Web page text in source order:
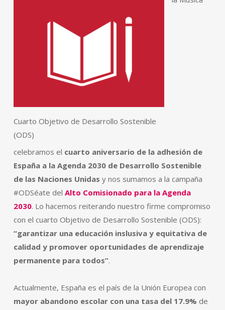
Cuarto Objetivo de Desarrollo Sostenible
(ODS)
celebramos el cuarto aniversario de la adhesión de
España a la Agenda 2030 de Desarrollo Sostenible
de las Naciones Unidas y nos sumamos a la campaña
#ODSéate del Alto Comisionado para la Agenda
2030. Lo hacemos reiterando nuestro firme compromiso
con el cuarto Objetivo de Desarrollo Sostenible (ODS):
“garantizar una educación inslusiva y equitativa de
calidad y promover oportunidades de aprendizaje
permanente para todos”.
Actualmente, España es el país de la Unión Europea con
mayor abandono escolar con una tasa del 17.9% de